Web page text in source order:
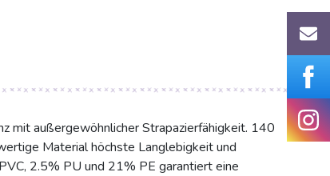
mit außergewöhnlicher Strapazierfähigkeit. 140
Material höchste Langlebigkeit und
2.5% PU und 21% PE garantiert eine